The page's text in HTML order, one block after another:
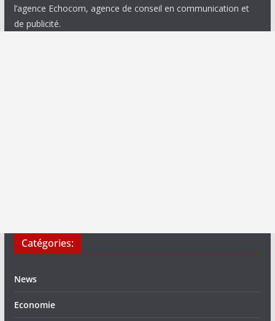
l’agence Echocom, agence de conseil en communication et
de publicité.
Catégories:
News
Economie